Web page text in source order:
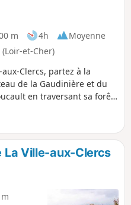
m 4h
Moyenne
et-Cher)
Clercs, partez à la
de la Gaudinière et du
en traversant sa forêt.
avoir aperçu la Chapelle
La Ville-aux-Clercs